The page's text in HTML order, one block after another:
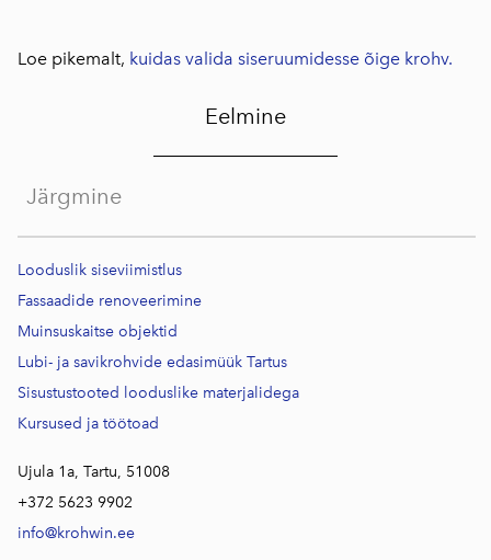
Loe pikemalt, kuidas valida siseruumidesse õige krohv.
Eelmine
Järgmine
Looduslik siseviimistlus
Fassaadide renoveerimine
Muinsuskaitse objektid
Lubi- ja savikrohvide edasimüük Tartus
Sisustustooted looduslike materjalidega
Kursused ja töötoad
Ujula 1a, Tartu, 51008
+372 5623 9902
info@krohwin.ee